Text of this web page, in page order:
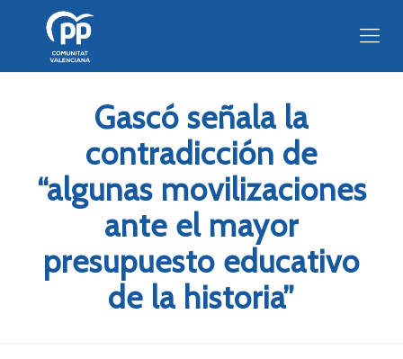
Gascó señala la
contradicción de
“algunas movilizaciones
ante el mayor
presupuesto educativo
de la historia”